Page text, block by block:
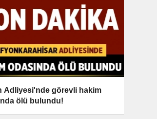
Adliyesi'nde görevli hakim
ölü bulundu!